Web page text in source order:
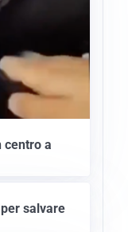
centro a
salvare